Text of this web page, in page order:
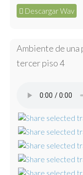
Descargar Wav
Ambiente de una
tercer piso 4